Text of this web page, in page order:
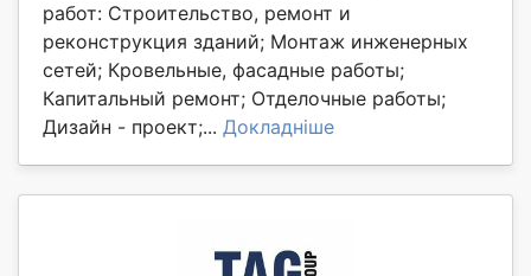
работ: Строительство, ремонт и
реконструкция зданий; Монтаж инженерных
сетей; Кровельные, фасадные работы;
Капитальный ремонт; Отделочные работы;
Дизайн - проект;... Докладніше